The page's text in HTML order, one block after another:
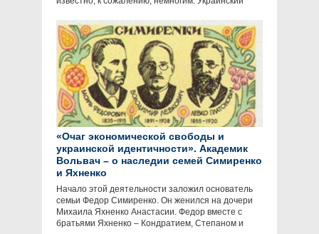
«Очаг экономической свободы и
украинской идентичности». Академик
Вольвач – о наследии семей Симиренко
и Яхненко
Начало этой деятельности заложил основатель
семьи Федор Симиренко. Он женился на дочери
Михаила Яхненко Анастасии. Федор вместе с
братьями Яхненко – Кондратием, Степаном и